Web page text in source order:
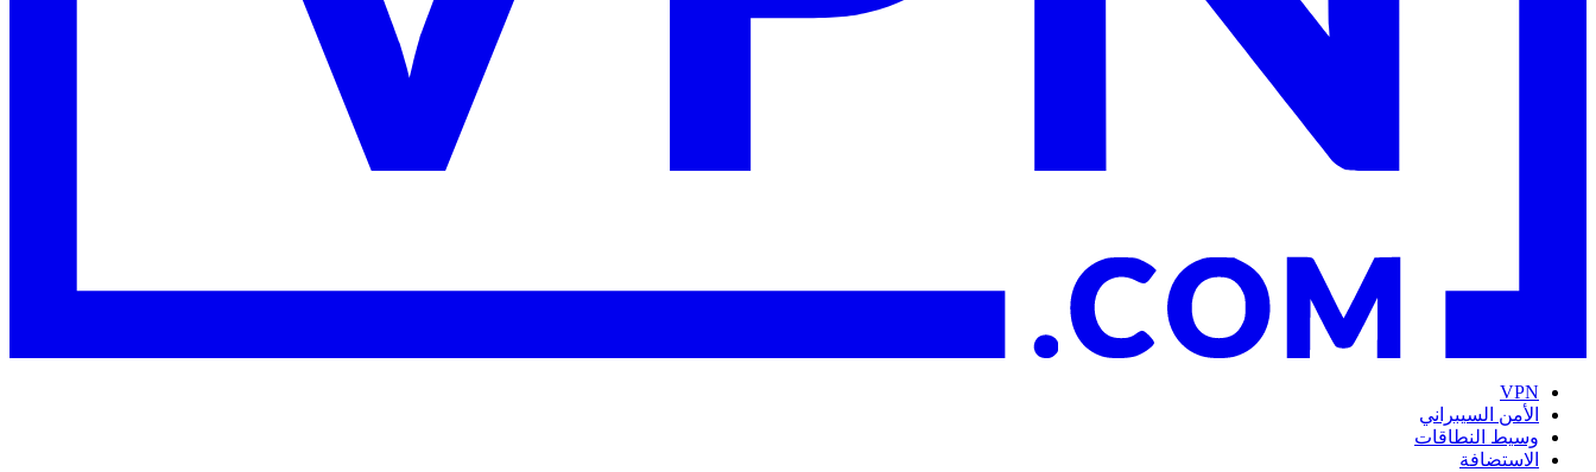
VPN
الأمن السيبراني
وسيط النطاقات
الاستضافة